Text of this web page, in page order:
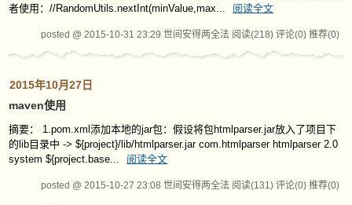
者使用：//RandomUtils.nextInt(minValue,max...
阅读全文
posted @ 2015-10-31 23:29 世间安得两全法 阅读(218) 评论(0) 推荐(0)
2015年10月27日
maven使用
摘要： 1.pom.xml添加本地的jar包：假设将包htmlparser.jar放入了项目下
的lib目录中 -> ${project}/lib/htmlparser.jar com.htmlparser htmlparser 2.0
system ${project.base...
阅读全文
posted @ 2015-10-27 23:08 世间安得两全法 阅读(131) 评论(0) 推荐(0)